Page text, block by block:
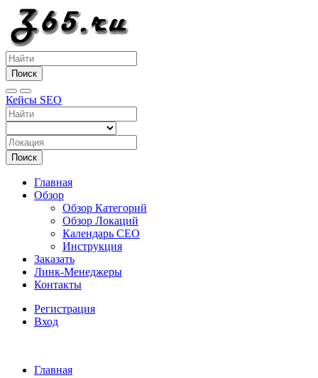
Поиск
Кейсы SEO
Поиск
Главная
Обзор
Обзор Категорий
Обзор Локаций
Календарь СЕО
Инструкция
Заказать
Линк-Менеджеры
Контакты
Регистрация
Вход
Главная